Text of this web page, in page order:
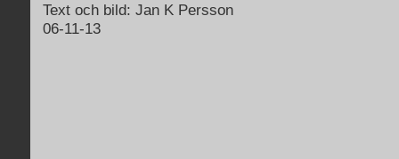
Text och bild: Jan K Persson
06-11-13